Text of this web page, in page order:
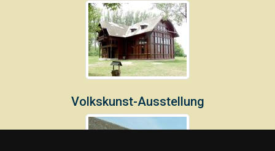
Volkskunst-Ausstellung